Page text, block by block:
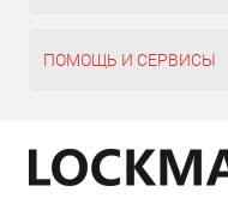
ПОМОЩЬ И СЕРВИСЫ